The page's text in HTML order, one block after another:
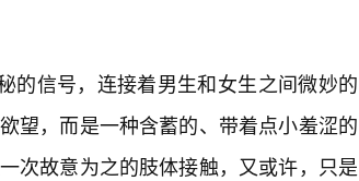
的信号，连接着男生和女生之间微妙的
望，而是一种含蓄的、带着点小羞涩的
次故意为之的肢体接触，又或许，只是